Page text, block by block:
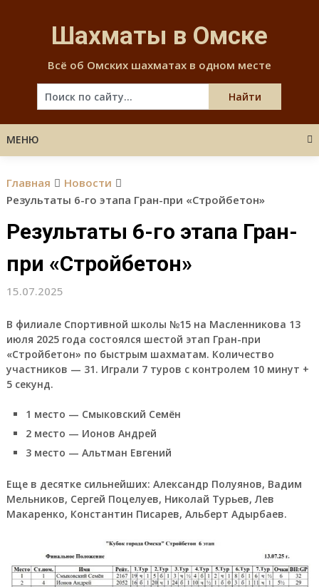
content
Шахматы в Омске
Всё об Омских шахматах в одном месте
МЕНЮ
Главная
Новости
Результаты 6-го этапа Гран-при «Стройбетон»
Результаты 6-го этапа Гран-
при «Стройбетон»
15.07.2025
В филиале Спортивной школы №15 на Масленникова 13
июля 2025 года состоялся шестой этап Гран-при
«Стройбетон» по быстрым шахматам. Количество
участников — 31. Играли 7 туров с контролем 10 минут +
5 секунд.
1 место — Смыковский Семён
2 место — Ионов Андрей
3 место — Альтман Евгений
Еще в десятке сильнейших: Александр Полуянов, Вадим
Мельников, Сергей Поцелуев, Николай Турьев, Лев
Макаренко, Константин Писарев, Альберт Адырбаев.